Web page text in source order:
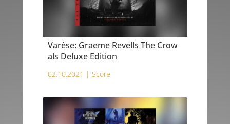
Varèse: Graeme Revells The Crow
als Deluxe Edition
02.10.2021 | Score